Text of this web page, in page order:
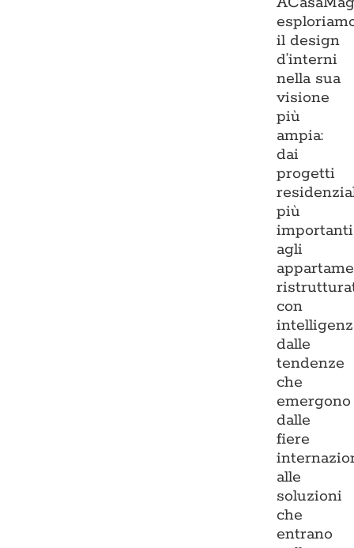
il design
d’interni
nella sua
visione
più
ampia:
dai
progetti
più
importanti
agli
con
dalle
tendenze
che
emergono
dalle
fiere
alle
soluzioni
che
entrano